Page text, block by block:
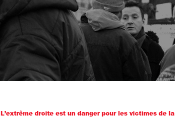
L’extrême droite est un danger pour les victimes de la